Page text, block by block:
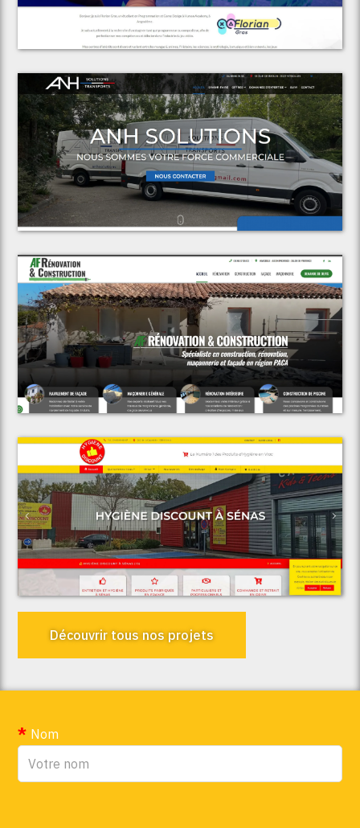
Florian Gras
Voir le projet
ANH Solutions
Voir le projet
AF Rénovation & Construction
Voir le projet
Espace Discount
Découvrir tous nos projets
Nom